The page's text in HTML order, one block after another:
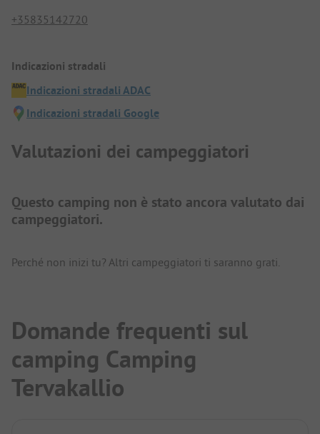
+35835142720
Indicazioni stradali
Indicazioni stradali ADAC
Indicazioni stradali Google
Valutazioni dei campeggiatori
Questo camping non è stato ancora valutato dai
campeggiatori.
Perché non inizi tu? Altri campeggiatori ti saranno grati.
Domande frequenti sul
camping Camping
Tervakallio